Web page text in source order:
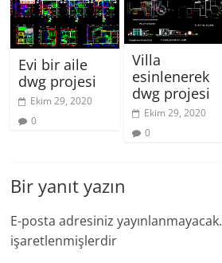
Evi bir aile
dwg projesi
Ekim 29, 2020
0
Villa
esinlenerek
dwg projesi
Ekim 29, 2020
0
Bir yanıt yazın
E-posta adresiniz yayınlanmayacak.
işaretlenmişlerdir